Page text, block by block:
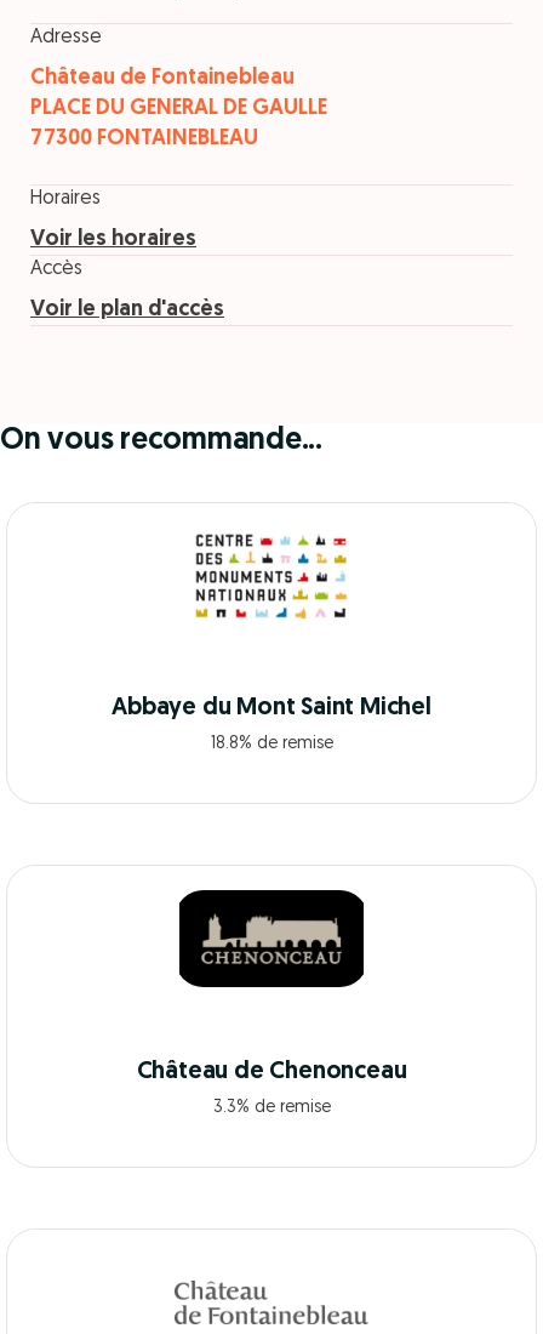
Adresse
Château de Fontainebleau
PLACE DU GENERAL DE GAULLE
77300 FONTAINEBLEAU
Horaires
Voir les horaires
Accès
Voir le plan d'accès
On vous recommande...
Abbaye du Mont Saint Michel
18.8% de remise
Château de Chenonceau
3.3% de remise